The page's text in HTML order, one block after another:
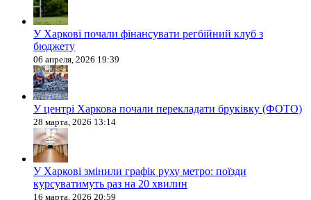
У Харкові почали фінансувати регбійний клуб з
бюджету
06 апреля, 2026 19:39
У центрі Харкова почали перекладати бруківку (ФОТО)
28 марта, 2026 13:14
У Харкові змінили графік руху метро: поїзди
курсуватимуть раз на 20 хвилин
16 марта, 2026 20:59